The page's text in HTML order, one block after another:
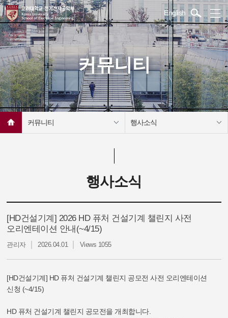
English
커뮤니티
커뮤니티 행사소식
행사소식
[HD건설기계] 2026 HD 퓨처 건설기계 챌린지 사전
오리엔테이션 안내(~4/15)
관리자 2026.04.01 Views 1055
[HD건설기계] HD 퓨처 건설기계 챌린지 공모전 사전 오리엔테이션
신청 (~4/15)
HD 퓨처 건설기계 챌린지 공모전을 개최합니다.